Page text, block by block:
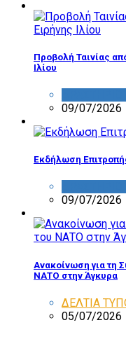
Προβολή Ταινίας
Ιλίου
09/07/2026
Εκδήλωση
09/07/2026
Ανακοίνωση για τη
ΝΑΤΟ στην Άγκυρα
ΔΕΛΤΙΑ
05/07/2026